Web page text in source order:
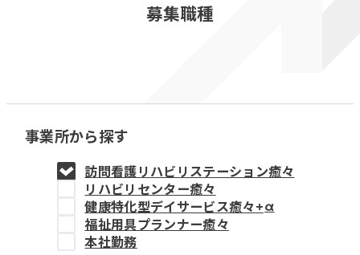
訪問看護リハビリステーション癒々
福祉用具プランナー癒々
教育事業
姫路中央こども園
姫路中央保育園
募集職種
事業所から探す
訪問看護リハビリステーション癒々
リハビリセンター癒々
健康特化型デイサービス癒々+α
福祉用具プランナー癒々
本社勤務